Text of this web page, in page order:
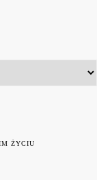
ŻYCIU